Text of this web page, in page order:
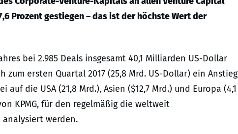
Prozent gestiegen – das ist der höchste Wert der
bei 2.985 Deals insgesamt 40,1 Milliarden US-Dollar
ersten Quartal 2017 (25,8 Mrd. US-Dollar) ein Anstieg
die USA (21,8 Mrd.), Asien ($12,7 Mrd.) und Europa (4,1
KPMG, für den regelmäßig die weltweit
werden.